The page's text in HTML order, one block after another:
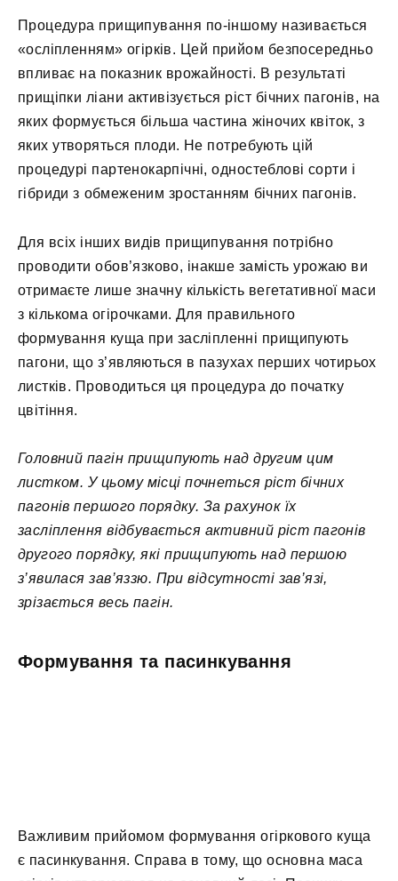
Процедура прищипування по-іншому називається
«осліпленням» огірків. Цей прийом безпосередньо
впливає на показник врожайності. В результаті
прищіпки ліани активізується ріст бічних пагонів, на
яких формується більша частина жіночих квіток, з
яких утворяться плоди. Не потребують цій
процедурі партенокарпічні, одностеблові сорти і
гібриди з обмеженим зростанням бічних пагонів.
Для всіх інших видів прищипування потрібно
проводити обов’язково, інакше замість урожаю ви
отримаєте лише значну кількість вегетативної маси
з кількома огірочками. Для правильного
формування куща при засліпленні прищипують
пагони, що з’являються в пазухах перших чотирьох
листків. Проводиться ця процедура до початку
цвітіння.
Головний пагін прищипують над другим цим
листком. У цьому місці почнеться ріст бічних
пагонів першого порядку. За рахунок їх
засліплення відбувається активний ріст пагонів
другого порядку, які прищипують над першою
з’явилася зав’яззю. При відсутності зав’язі,
зрізається весь пагін.
Формування та пасинкування
Важливим прийомом формування огіркового куща
є пасинкування. Справа в тому, що основна маса